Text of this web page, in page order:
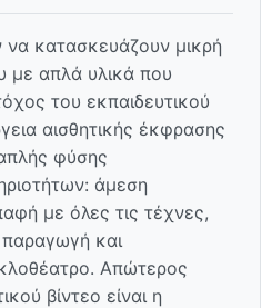
να κατασκευάζουν μικρή
με απλά υλικά που
του εκπαιδευτικού
αισθητικής έκφρασης
φύσης
άμεση
με όλες τις τέχνες,
παραγωγή και
Απώτερος
βίντεο είναι η